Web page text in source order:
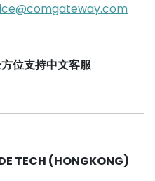
位支持中文客服
TECH (HONGKONG)